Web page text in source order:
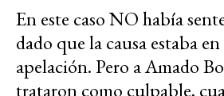
En este caso NO había
dado que la causa estaba
apelación. Pero a Amado
trataron como culpable,